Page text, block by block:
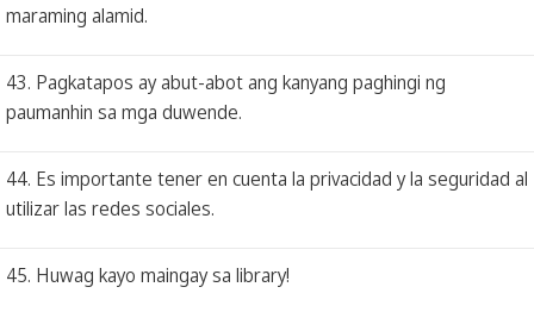
maraming alamid.
43. Pagkatapos ay abut-abot ang kanyang paghingi ng
paumanhin sa mga duwende.
44. Es importante tener en cuenta la privacidad y la seguridad al
utilizar las redes sociales.
45. Huwag kayo maingay sa library!